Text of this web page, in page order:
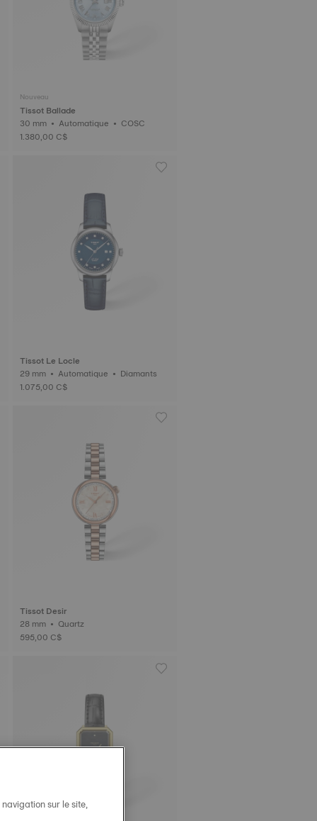
Nouveau
Tissot Ballade
30 mm • Automatique • COSC
1.380,00 C$
Tissot Le Locle
29 mm • Automatique • Diamants
1.075,00 C$
Tissot Desir
28 mm • Quartz
595,00 C$
sur le site,